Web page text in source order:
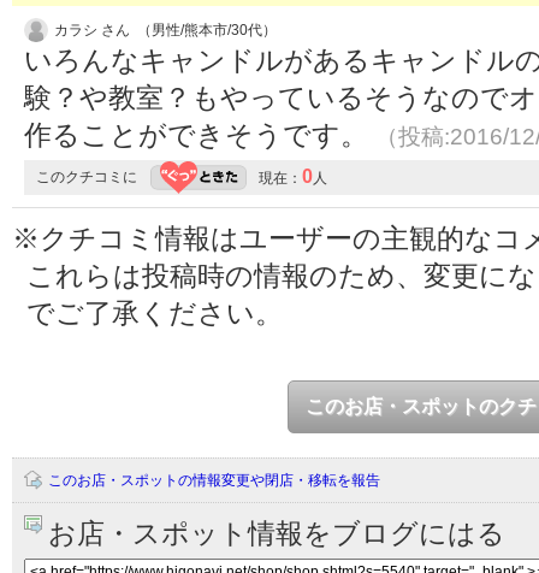
カラシ さん （男性/熊本市/30代）
いろんなキャンドルがあるキャンドル
験？や教室？もやっているそうなので
作ることができそうです。
（投稿:2016/
このクチコミに 現在： 0 人
※クチコミ情報はユーザーの主観的なコ
これらは投稿時の情報のため、変更に
でご了承ください。
このお店・スポットのク
このお店・スポットの情報変更や閉店・移転を報告
お店・スポット情報をブログにはる